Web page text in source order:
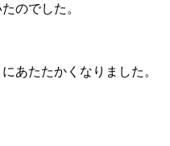
のでした。
あたたかくなりました。